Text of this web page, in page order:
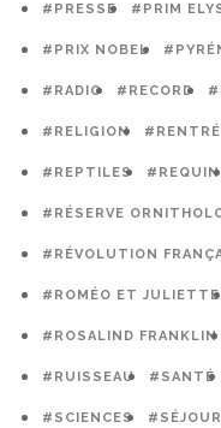
#PRESSE #PRIM
#PRIX NOBEL
#RADIO #RECORD
#RELIGION
#REPTILES #REQUIN
#RÉSERVE
#RÉVOLUTION
#ROMÉO ET JULIETTE
#ROSALIND FRANKLIN
#RUISSEAU #SANTÉ
#SCIENCES